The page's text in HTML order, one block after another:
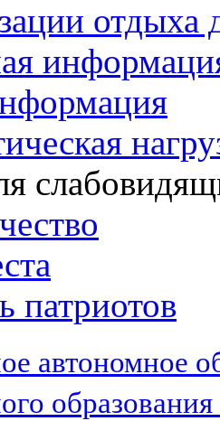
отдыха
патриотов
автономное
образования